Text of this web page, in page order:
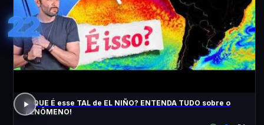
22
O QUE É esse TAL de EL NIÑO? ENTENDA TUDO sobre o
FENÔMENO!